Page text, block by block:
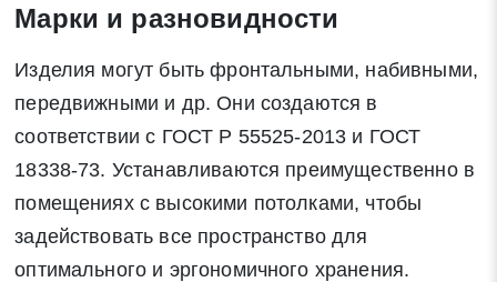
Марки и разновидности
Изделия могут быть фронтальными, набивными,
передвижными и др. Они создаются в
соответствии с ГОСТ Р 55525-2013 и ГОСТ
18338-73. Устанавливаются преимущественно в
помещениях с высокими потолками, чтобы
задействовать все пространство для
оптимального и эргономичного хранения.